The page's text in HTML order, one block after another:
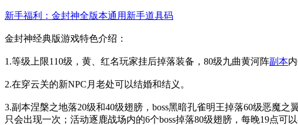
新手福利：金封神全版本通用新手道具码
金封神经典版游戏特色介绍：
1.等级上限110级，黄、红名玩家挂后掉落装备，80级九曲黄河阵副本
2.在穿云关的新NPC月老处可以结婚和结义。
3.副本涅槃之地落20级和40级翅膀，boss黑暗孔雀明王掉落60级恶魔
只会出现一次；活动逐鹿战场内的6个boss掉落80级翅膀，每晚19点